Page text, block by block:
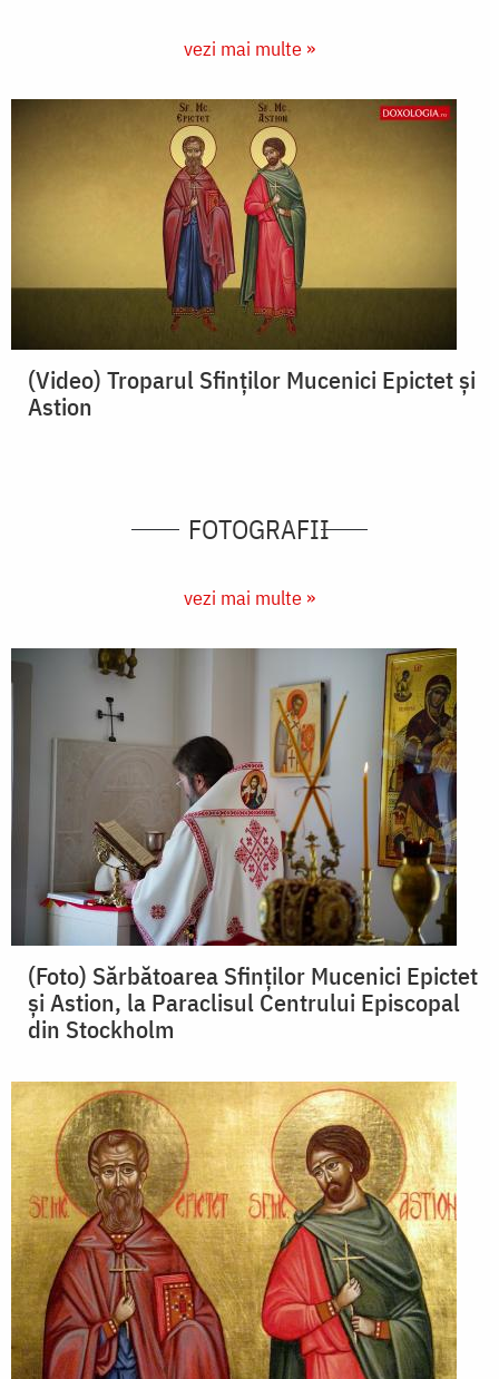
vezi mai multe »
(Video) Troparul Sfinților Mucenici Epictet și
Astion
FOTOGRAFII
vezi mai multe »
(Foto) Sărbătoarea Sfinților Mucenici Epictet
și Astion, la Paraclisul Centrului Episcopal
din Stockholm